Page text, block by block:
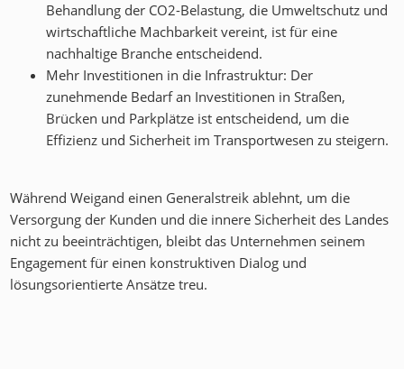
Behandlung der CO2-Belastung, die Umweltschutz und
wirtschaftliche Machbarkeit vereint, ist für eine
nachhaltige Branche entscheidend.
Mehr Investitionen in die Infrastruktur: Der
zunehmende Bedarf an Investitionen in Straßen,
Brücken und Parkplätze ist entscheidend, um die
Effizienz und Sicherheit im Transportwesen zu steigern.
Während Weigand einen Generalstreik ablehnt, um die
Versorgung der Kunden und die innere Sicherheit des Landes
nicht zu beeinträchtigen, bleibt das Unternehmen seinem
Engagement für einen konstruktiven Dialog und
lösungsorientierte Ansätze treu.